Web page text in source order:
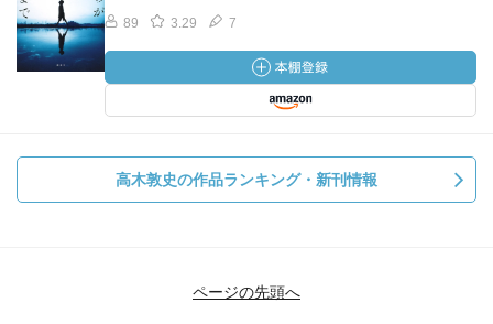
89 3.29 7
高木敦史の作品ランキング・新刊情報
ページの先頭へ